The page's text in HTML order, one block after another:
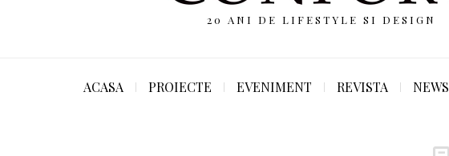
20 ANI DE LIFESTYLE SI DESIGN
ACASA PROIECTE EVENIMENT REVISTA NEWS